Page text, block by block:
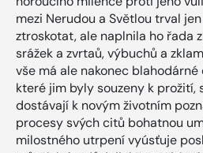
mezi Nerudou a Světlou trval
ztroskotat, ale naplnila ho řada
srážek a zvrtaů, výbuchů a
vše má ale nakonec blahodárné
které jim byly souzeny k prožití,
dostávají k novým životním
procesy svých citů bohatnou
milostného utrpení vyúsťuje